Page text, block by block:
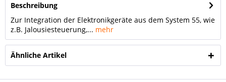
Beschreibung
Zur Integration der Elektronikgeräte aus dem System 55, wie
z.B. Jalousiesteuerung,... mehr
Ähnliche Artikel